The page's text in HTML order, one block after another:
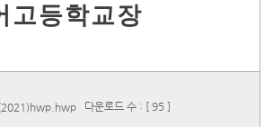
고등학교장
(2021)hwp.hwp 다운로드 수 : [ 95 ]